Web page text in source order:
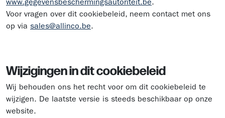
Voor vragen over dit cookiebeleid, neem contact met ons
op via sales@allinco.be.
Wijzigingen in dit cookiebeleid
Wij behouden ons het recht voor om dit cookiebeleid te
wijzigen. De laatste versie is steeds beschikbaar op onze
website.